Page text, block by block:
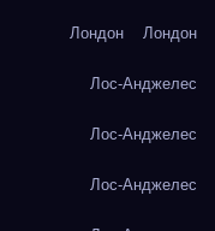
Лондон Лондон
Лос-Анджелес
Лос-Анджелес
Лос-Анджелес